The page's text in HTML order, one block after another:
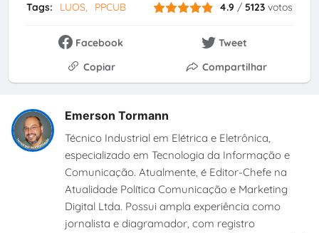
Tags: LUOS PPCUB 4.9 /5123 votos
Facebook
Tweet
Copiar
Compartilhar
Emerson Tormann
Técnico Industrial em Elétrica e Eletrônica,
especializado em Tecnologia da Informação e
Comunicação. Atualmente, é Editor-Chefe na
Atualidade Política Comunicação e Marketing
Digital Ltda. Possui ampla experiência como
jornalista e diagramador, com registro